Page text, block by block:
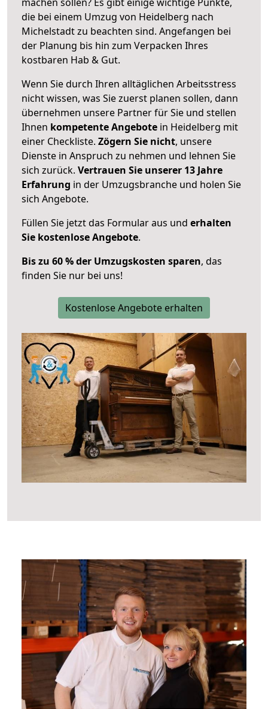
die bei einem Umzug von Heidelberg nach
Michelstadt zu beachten sind. Angefangen bei
der Planung bis hin zum Verpacken Ihres
kostbaren Hab & Gut.
Wenn Sie durch Ihren alltäglichen Arbeitsstress
nicht wissen, was Sie zuerst planen sollen, dann
übernehmen unsere Partner für Sie und stellen
Ihnen kompetente Angebote in Heidelberg mit
einer Checkliste. Zögern Sie nicht, unsere
Dienste in Anspruch zu nehmen und lehnen Sie
sich zurück. Vertrauen Sie unserer 13 Jahre
Erfahrung in der Umzugsbranche und holen Sie
sich Angebote.
Füllen Sie jetzt das Formular aus und erhalten
Sie kostenlose Angebote.
Bis zu 60 % der Umzugskosten sparen, das
finden Sie nur bei uns!
Kostenlose Angebote erhalten